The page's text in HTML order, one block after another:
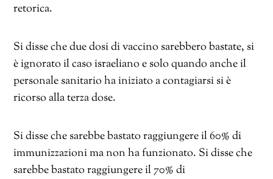
retorica.
Si disse che due dosi di vaccino sarebbero bastate, si
è ignorato il caso israeliano e solo quando anche il
personale sanitario ha iniziato a contagiarsi si è
ricorso alla terza dose.
Si disse che sarebbe bastato raggiungere il 60% di
immunizzazioni ma non ha funzionato. Si disse che
sarebbe bastato raggiungere il 70% di